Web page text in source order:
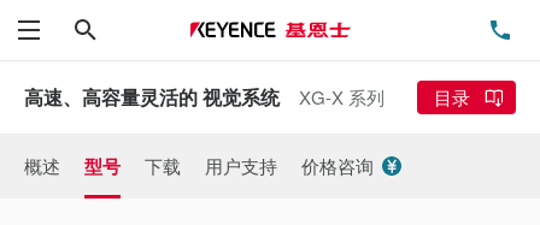
菜单
高速、高容量灵活的 视觉系统 XG-X 系列 目录
概述 型号 下载 用户支持 价格咨询